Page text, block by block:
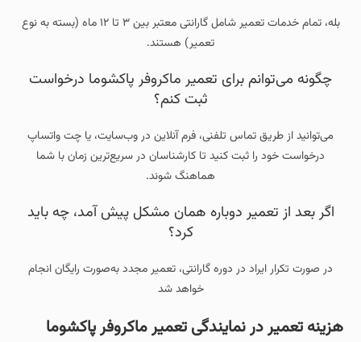
بله، تمام خدمات تعمیر شامل گارانتی معتبر بین ۳ تا ۱۲ ماه (بسته به نوع
تعمیر) هستند.
چگونه می‌توانم برای تعمیر ماکروفر پاکشوما درخواست
ثبت کنم؟
می‌توانید از طریق تماس تلفنی، فرم آنلاین در وب‌سایت، یا چت واتساپ
درخواست خود را ثبت کنید تا کارشناسان در سریع‌ترین زمان با شما
هماهنگ شوند.
اگر بعد از تعمیر دوباره همان مشکل پیش آمد، چه باید
کرد؟
در صورت تکرار ایراد در دوره گارانتی، تعمیر مجدد به‌صورت رایگان انجام
خواهد شد
هزینه تعمیر در نمایندگی تعمیر ماکروفر پاکشوما